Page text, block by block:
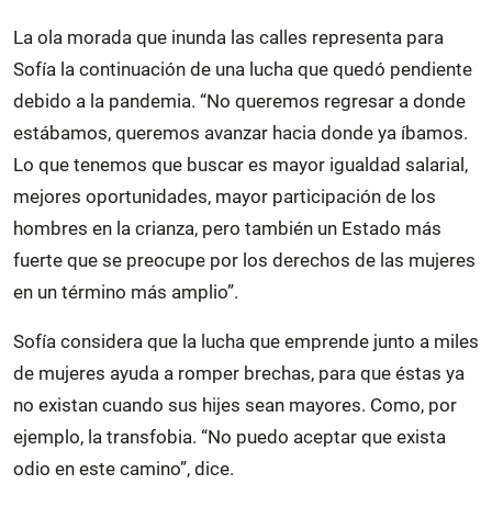
La ola morada que inunda las calles representa para
Sofía la continuación de una lucha que quedó pendiente
debido a la pandemia. “No queremos regresar a donde
estábamos, queremos avanzar hacia donde ya íbamos.
Lo que tenemos que buscar es mayor igualdad salarial,
mejores oportunidades, mayor participación de los
hombres en la crianza, pero también un Estado más
fuerte que se preocupe por los derechos de las mujeres
en un término más amplio”.
Sofía considera que la lucha que emprende junto a miles
de mujeres ayuda a romper brechas, para que éstas ya
no existan cuando sus hijes sean mayores. Como, por
ejemplo, la transfobia. “No puedo aceptar que exista
odio en este camino”, dice.